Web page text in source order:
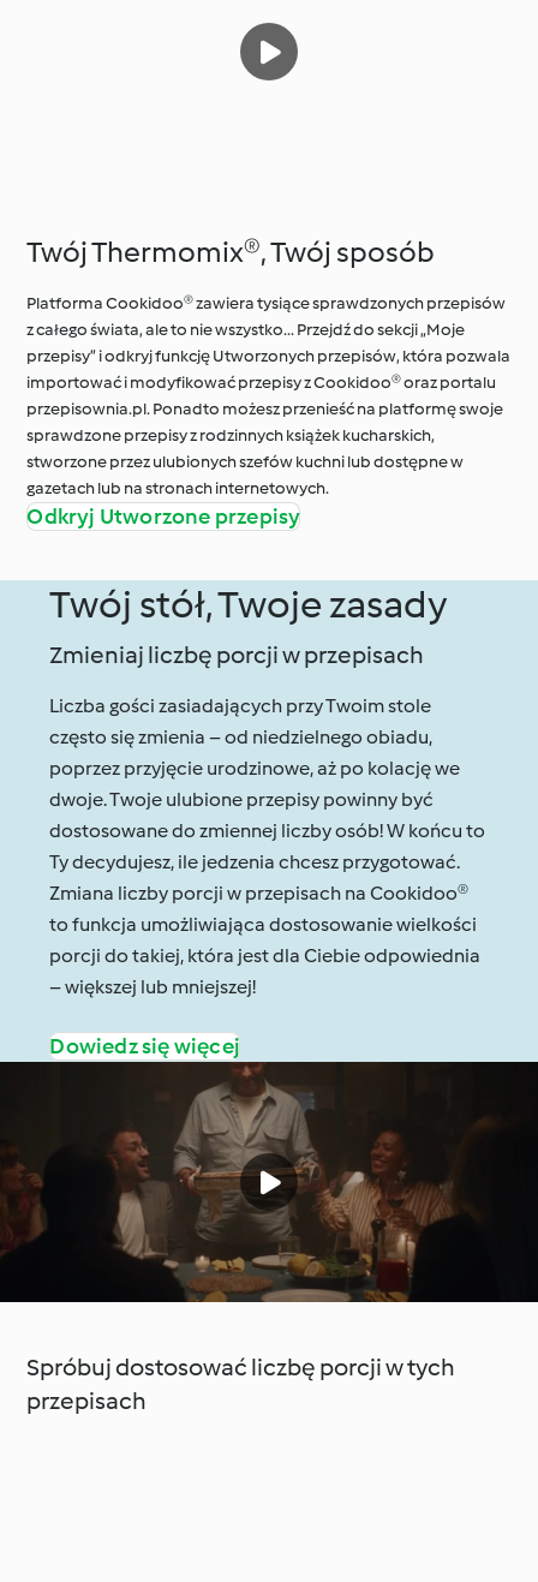
Twój Thermomix®, Twój sposób
Platforma Cookidoo® zawiera tysiące sprawdzonych przepisów
z całego świata, ale to nie wszystko... Przejdź do sekcji „Moje
przepisy” i odkryj funkcję Utworzonych przepisów, która pozwala
importować i modyfikować przepisy z Cookidoo® oraz portalu
przepisownia.pl. Ponadto możesz przenieść na platformę swoje
sprawdzone przepisy z rodzinnych książek kucharskich,
stworzone przez ulubionych szefów kuchni lub dostępne w
gazetach lub na stronach internetowych.
Odkryj Utworzone przepisy
Twój stół, Twoje zasady
Zmieniaj liczbę porcji w przepisach
Liczba gości zasiadających przy Twoim stole
często się zmienia – od niedzielnego obiadu,
poprzez przyjęcie urodzinowe, aż po kolację we
dwoje. Twoje ulubione przepisy powinny być
dostosowane do zmiennej liczby osób! W końcu to
Ty decydujesz, ile jedzenia chcesz przygotować.
Zmiana liczby porcji w przepisach na Cookidoo®
to funkcja umożliwiająca dostosowanie wielkości
porcji do takiej, która jest dla Ciebie odpowiednia
– większej lub mniejszej!
Dowiedz się więcej
Spróbuj dostosować liczbę porcji w tych
przepisach